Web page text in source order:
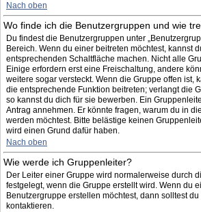
Nach oben
Wo finde ich die Benutzergruppen und wie
Du findest die Benutzergruppen unter
Bereich. Wenn du einer beitreten möchtest, kannst
entsprechenden Schaltfläche machen. Nicht alle
Einige erfordern erst eine Freischaltung, andere
weitere sogar versteckt. Wenn die Gruppe offen ist,
die entsprechende Funktion beitreten; verlangt die
so kannst du dich für sie bewerben. Ein
Antrag annehmen. Er könnte fragen, warum du in
werden möchtest. Bitte belästige keinen
wird einen Grund dafür haben.
Nach oben
Wie werde ich Gruppenleiter?
Der Leiter einer Gruppe wird normalerweise durch
festgelegt, wenn die Gruppe erstellt wird. Wenn du
Benutzergruppe erstellen möchtest, dann solltest
kontaktieren.